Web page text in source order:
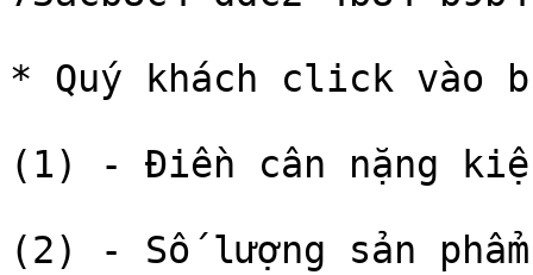
* Quý khách click vào
(1) - Điền cân nặng
(2) - Số lượng sản